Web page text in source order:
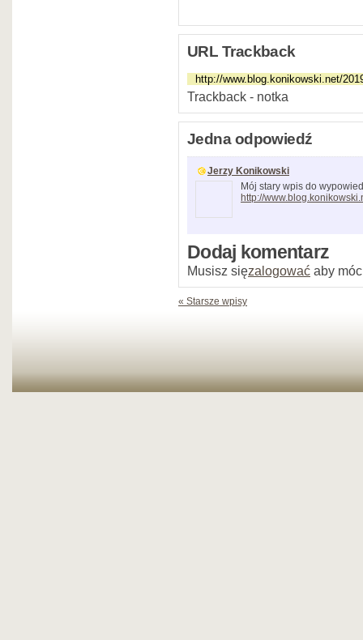
URL Trackback
Trackback - notka
Jedna odpowiedź
Jerzy Konikowski
Mój stary wpis do
http://
Dodaj komentarz
Musisz sięzalogować aby
« Starsze wpisy